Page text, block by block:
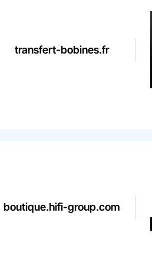
transfert-bobines.fr
boutique.hifi-group.com